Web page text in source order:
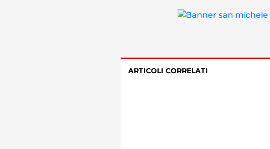
ARTICOLI CORRELATI